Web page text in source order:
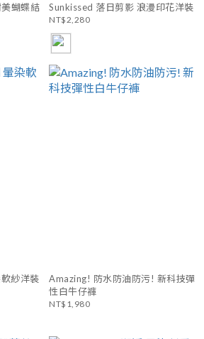
蝴蝶結
Sunkissed 落日剪影 浪漫印花洋裝
NT$2,280
紗洋裝
Amazing! 防水防油防污! 新科技彈
性白牛仔褲
NT$1,980